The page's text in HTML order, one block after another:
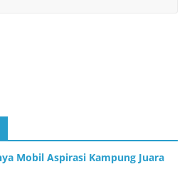
Mobil Aspirasi Kampung Juara